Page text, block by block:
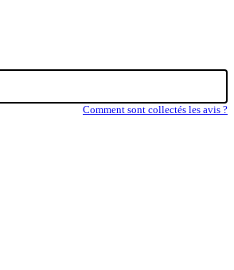
Comment sont collectés les avis ?